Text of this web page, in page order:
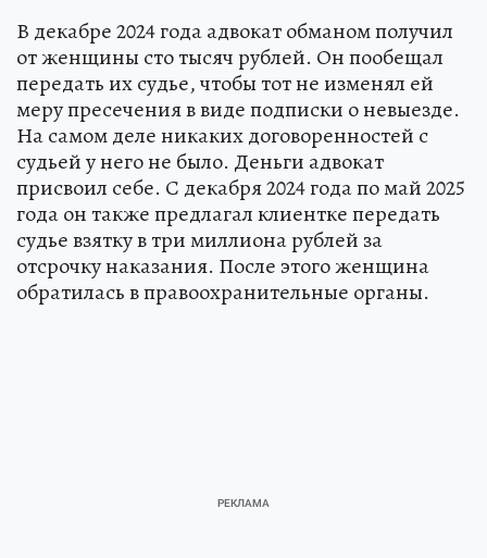
В декабре 2024 года адвокат обманом получил
от женщины сто тысяч рублей. Он пообещал
передать их судье, чтобы тот не изменял ей
меру пресечения в виде подписки о невыезде.
На самом деле никаких договоренностей с
судьей у него не было. Деньги адвокат
присвоил себе. С декабря 2024 года по май 2025
года он также предлагал клиентке передать
судье взятку в три миллиона рублей за
отсрочку наказания. После этого женщина
обратилась в правоохранительные органы.